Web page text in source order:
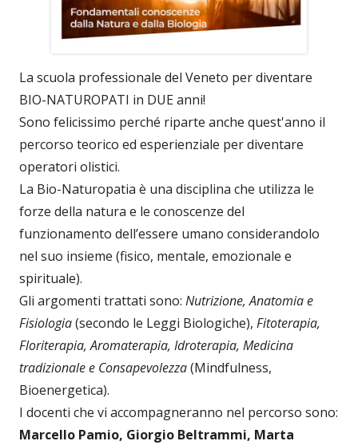
La scuola professionale del Veneto per diventare
BIO-NATUROPATI in DUE anni!
Sono felicissimo perché riparte anche quest'anno il
percorso teorico ed esperienziale per diventare
operatori olistici.
La Bio-Naturopatia è una disciplina che utilizza le
forze della natura e le conoscenze del
funzionamento dell’essere umano considerandolo
nel suo insieme (fisico, mentale, emozionale e
spirituale).
Gli argomenti trattati sono: Nutrizione, Anatomia e
Fisiologia(secondo le Leggi Biologiche), Fitoterapia,
Floriterapia, Aromaterapia, Idroterapia, Medicina
tradizionale e Consapevolezza(Mindfulness,
Bioenergetica).
I docenti che vi accompagneranno nel percorso sono:
Marcello Pamio, Giorgio Beltrammi, Marta